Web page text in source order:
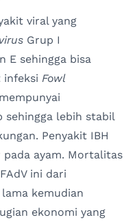
viral yang
Grup I
E sehingga bisa
infeksi Fowl
lebih stabil
Penyakit IBH
ayam. Mortalitas
ini dari
kemudian
ekonomi yang